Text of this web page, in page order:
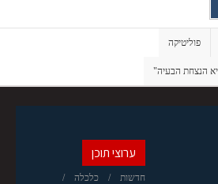
פוליטיקה
הנצחת הבעיה"
ערוצי תוכן
חדשות כלכלה